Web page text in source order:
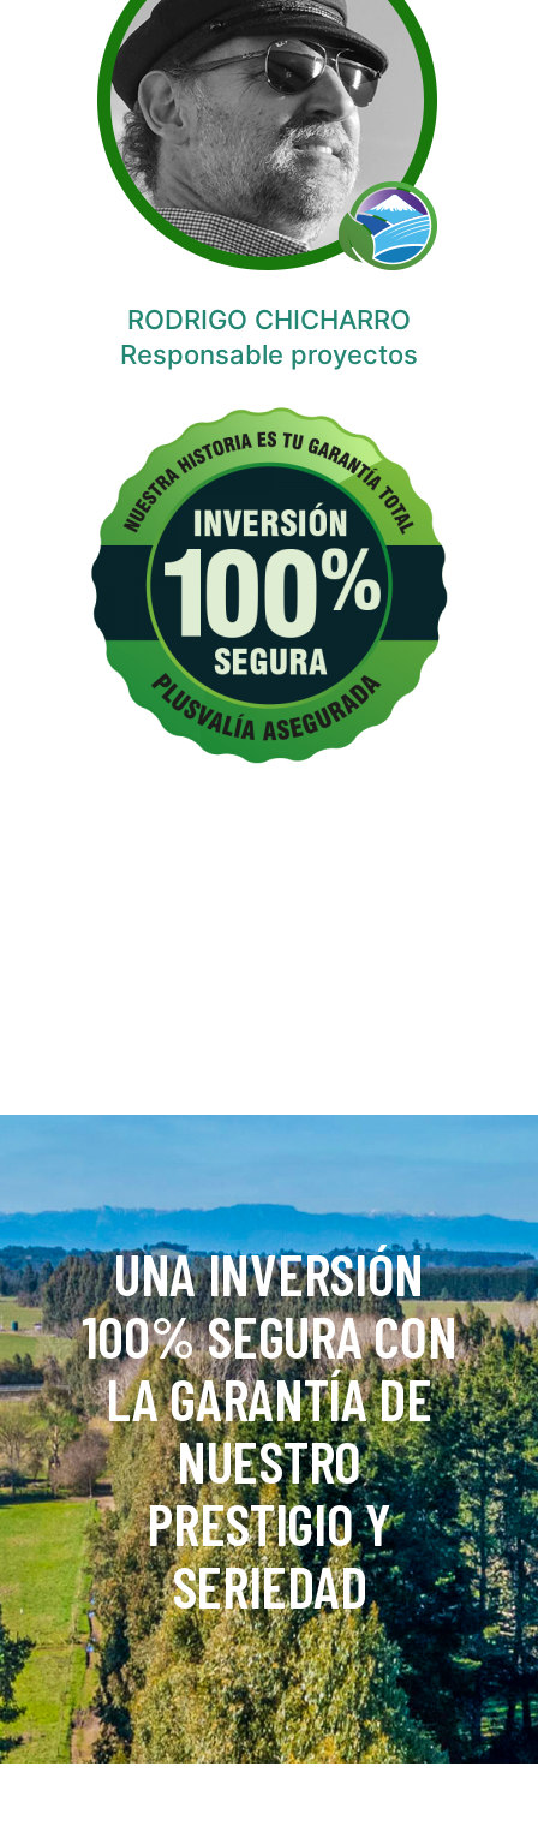
RODRIGO CHICHARRO
Responsable proyectos
UNA INVERSIÓN
100% SEGURA CON
LA GARANTÍA DE
NUESTRO
PRESTIGIO Y
SERIEDAD